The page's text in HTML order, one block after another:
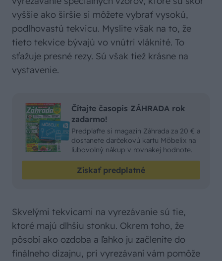
vyššie ako širšie si môžete vybrať vysokú,
podlhovastú tekvicu. Myslite však na to, že
tieto tekvice bývajú vo vnútri vláknité. To
sťažuje presné rezy. Sú však tiež krásne na
vystavenie.
Čítajte časopis ZÁHRADA rok
zadarmo!
Predplaťte si magazín Záhrada za 20 € a
dostanete darčekovú kartu Möbelix na
ľubovolný nákup v rovnakej hodnote.
Získať predplatné
Skvelými tekvicami na vyrezávanie sú tie,
ktoré majú dlhšiu stonku. Okrem toho, že
pôsobí ako ozdoba a ľahko ju začleníte do
finálneho dizajnu, pri vyrezávaní vám pomôže